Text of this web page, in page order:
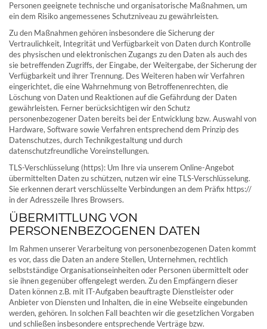
Personen geeignete technische und organisatorische Maßnahmen, um
ein dem Risiko angemessenes Schutzniveau zu gewährleisten.
Zu den Maßnahmen gehören insbesondere die Sicherung der
Vertraulichkeit, Integrität und Verfügbarkeit von Daten durch Kontrolle
des physischen und elektronischen Zugangs zu den Daten als auch des
sie betreffenden Zugriffs, der Eingabe, der Weitergabe, der Sicherung der
Verfügbarkeit und ihrer Trennung. Des Weiteren haben wir Verfahren
eingerichtet, die eine Wahrnehmung von Betroffenenrechten, die
Löschung von Daten und Reaktionen auf die Gefährdung der Daten
gewährleisten. Ferner berücksichtigen wir den Schutz
personenbezogener Daten bereits bei der Entwicklung bzw. Auswahl von
Hardware, Software sowie Verfahren entsprechend dem Prinzip des
Datenschutzes, durch Technikgestaltung und durch
datenschutzfreundliche Voreinstellungen.
TLS-Verschlüsselung (https): Um Ihre via unserem Online-Angebot
übermittelten Daten zu schützen, nutzen wir eine TLS-Verschlüsselung.
Sie erkennen derart verschlüsselte Verbindungen an dem Präfix https://
in der Adresszeile Ihres Browsers.
ÜBERMITTLUNG VON
PERSONENBEZOGENEN DATEN
Im Rahmen unserer Verarbeitung von personenbezogenen Daten kommt
es vor, dass die Daten an andere Stellen, Unternehmen, rechtlich
selbstständige Organisationseinheiten oder Personen übermittelt oder
sie ihnen gegenüber offengelegt werden. Zu den Empfängern dieser
Daten können z.B. mit IT-Aufgaben beauftragte Dienstleister oder
Anbieter von Diensten und Inhalten, die in eine Webseite eingebunden
werden, gehören. In solchen Fall beachten wir die gesetzlichen Vorgaben
und schließen insbesondere entsprechende Verträge bzw.